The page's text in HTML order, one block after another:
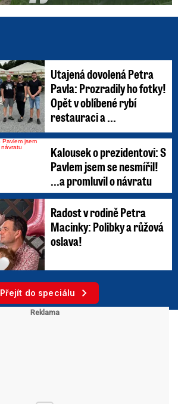
Utajená dovolená Petra
Pavla: Prozradily ho fotky!
Opět v oblíbené rybí
restauraci a ...
Kalousek o prezidentovi: S
Pavlem jsem se nesmířil!
...a promluvil o návratu
Radost v rodině Petra
Macinky: Polibky a růžová
oslava!
Přejít do speciálu